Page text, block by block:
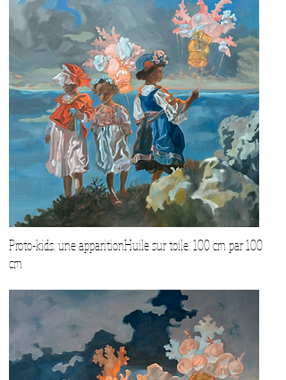
Proto-kids, une apparitionHuile sur toile, 100 cm par 100
cm